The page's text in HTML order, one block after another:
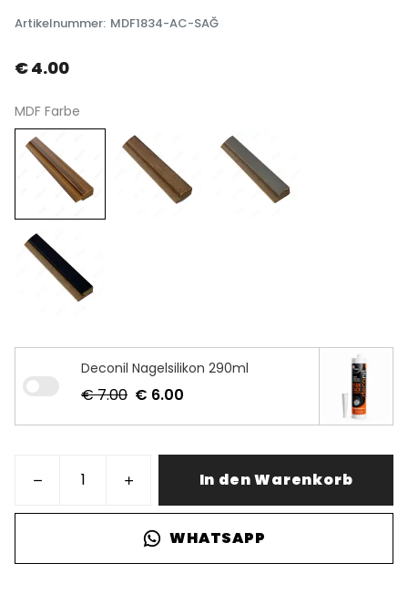
Artikelnummer: MDF1834-AC-SAĞ
€ 4.00
MDF Farbe
Deconil Nagelsilikon 290ml
€ 7.00 € 6.00
In den Warenkorb
WHATSAPP